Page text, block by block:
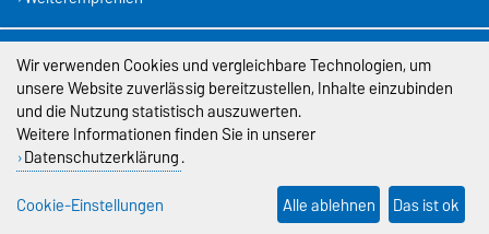
Impressum
Datenschutz
Barrierefreiheit
Cookie-Einstellungen
Wir verwenden Cookies und vergleichbare Technologien, um
unsere Website zuverlässig bereitzustellen, Inhalte einzubinden
und die Nutzung statistisch auszuwerten.
Weitere Informationen finden Sie in unserer
Datenschutzerklärung.
Cookie-Einstellungen
Alle ablehnen Das ist ok